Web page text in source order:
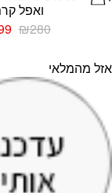
ואפל
₪280
אזל מהמלאי